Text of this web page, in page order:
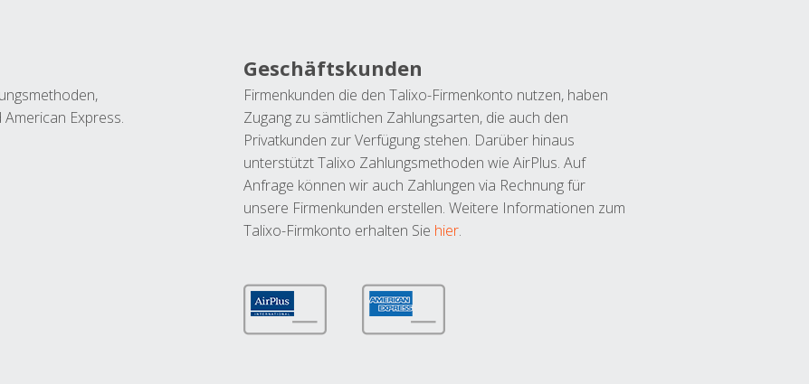
Express.
Geschäftskunden
Firmenkunden die den Talixo-Firmenkonto nutzen, haben
Zugang zu sämtlichen Zahlungsarten, die auch den
Privatkunden zur Verfügung stehen. Darüber hinaus
unterstützt Talixo Zahlungsmethoden wie AirPlus. Auf
Anfrage können wir auch Zahlungen via Rechnung für
unsere Firmenkunden erstellen. Weitere Informationen zum
Talixo-Firmkonto erhalten Sie hier.